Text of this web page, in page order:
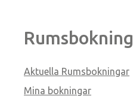
Rumsbokning
Aktuella Rumsbokningar
Mina bokningar